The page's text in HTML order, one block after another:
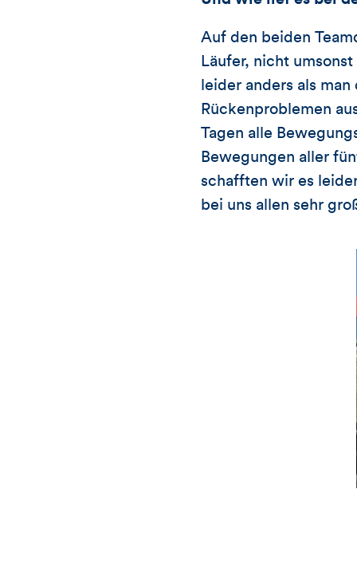
Auf den beiden
Läufer, nicht
leider anders als
Rückenproblemen
Tagen alle
Bewegungen aller
schafften wir es
bei uns allen sehr